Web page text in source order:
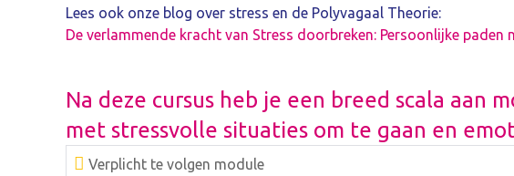
Lees ook onze blog over stress en de Polyvagaal Theorie:
De verlammende kracht van Stress doorbreken: Persoonlijke paden
Na deze cursus heb je een breed scala aan
met stressvolle situaties om te gaan en
Verplicht te volgen module